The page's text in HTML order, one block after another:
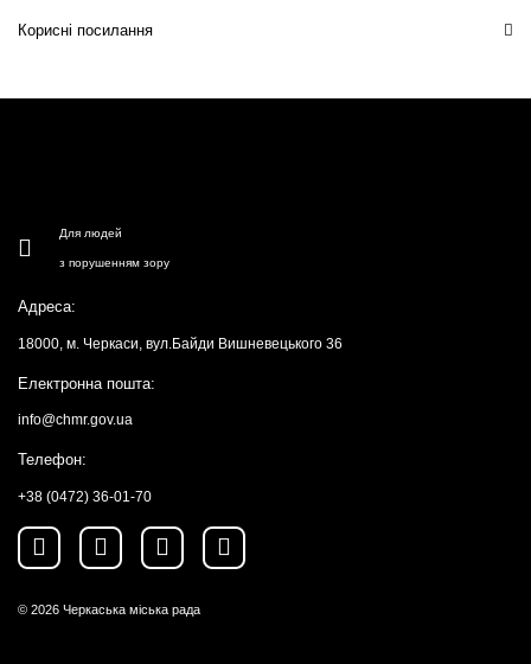
Корисні посилання
Для людей
з порушенням зору
Адреса:
18000, м. Черкаси, вул.Байди Вишневецького 36
Електронна пошта:
info@chmr.gov.ua
Телефон:
+38 (0472) 36-01-70
© 2026 Черкаська міська рада